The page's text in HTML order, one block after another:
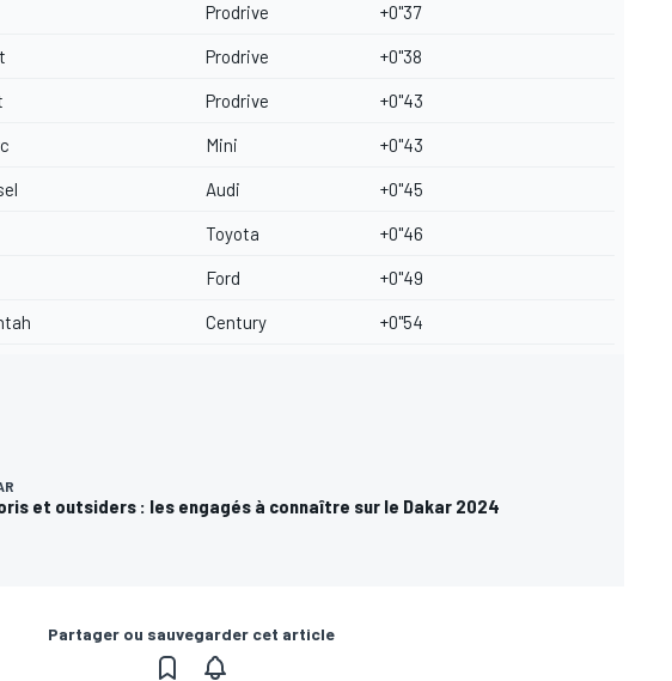
Prodrive +0"37
Prodrive +0"38
Prodrive +0"43
Mini +0"43
Audi +0"45
Toyota +0"46
Ford +0"49
Century +0"54
et outsiders : les engagés à connaître sur le Dakar 2024
Partager ou sauvegarder cet article